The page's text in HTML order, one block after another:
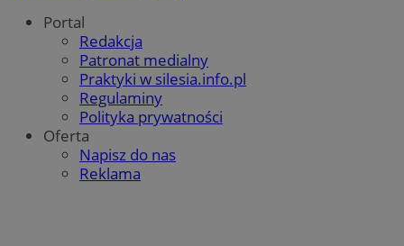
Portal
Redakcja
Patronat medialny
Praktyki w silesia.info.pl
Regulaminy
Polityka prywatności
Oferta
Napisz do nas
Reklama